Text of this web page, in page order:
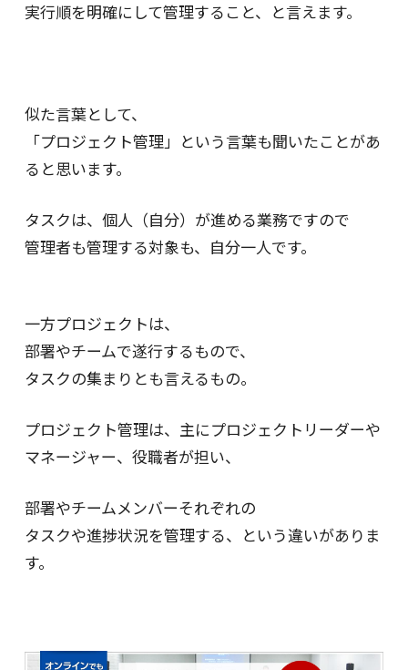
実行順を明確にして管理すること、と言えます。
似た言葉として、
「プロジェクト管理」という言葉も聞いたことがあ
ると思います。
タスクは、個人（自分）が進める業務ですので
管理者も管理する対象も、自分一人です。
一方プロジェクトは、
部署やチームで遂行するもので、
タスクの集まりとも言えるもの。
プロジェクト管理は、主にプロジェクトリーダーや
マネージャー、役職者が担い、
部署やチームメンバーそれぞれの
タスクや進捗状況を管理する、という違いがありま
す。